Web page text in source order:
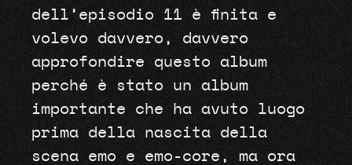
dell’episodio 11 è finita e
volevo davvero, davvero
approfondire questo album
perché è stato un album
importante che ha avuto luogo
prima della nascita della
scena emo e emo-core, ma ora